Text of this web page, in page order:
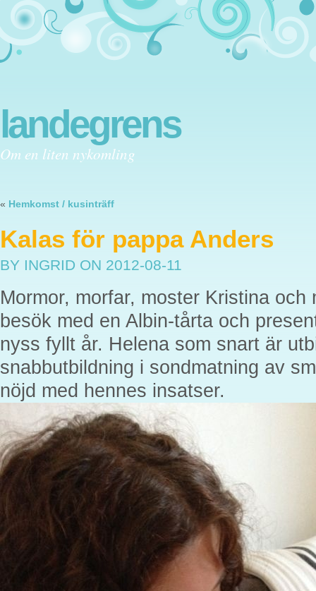
landegrens
Om en liten nykomling
« Hemkomst / kusinträff
Kalas för pappa Anders
BY INGRID ON 2012-08-11
Mormor, morfar, moster Kristina och
besök med en Albin-tårta och
nyss fyllt år. Helena som snart är
snabbutbildning i sondmatning av
nöjd med hennes insatser.